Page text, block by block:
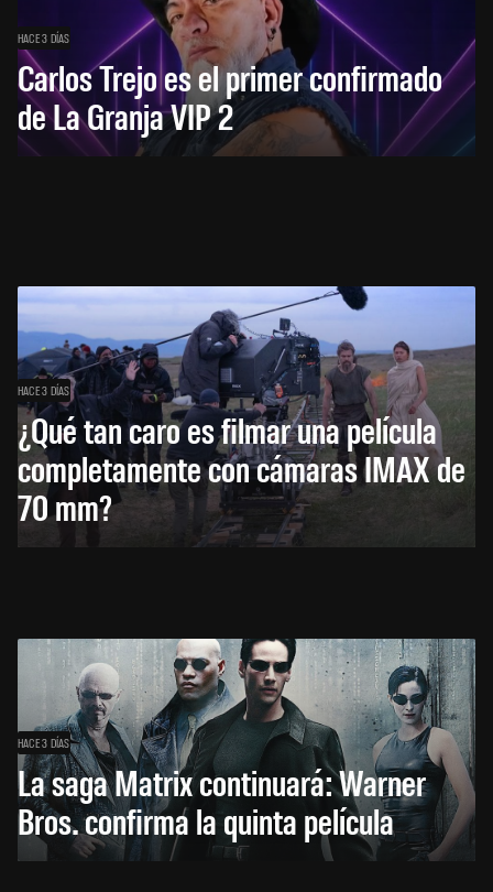
HACE 3 DÍAS
Carlos Trejo es el primer confirmado
de La Granja VIP 2
HACE 3 DÍAS
¿Qué tan caro es filmar una película
completamente con cámaras IMAX de
70 mm?
HACE 3 DÍAS
La saga Matrix continuará: Warner
Bros. confirma la quinta película